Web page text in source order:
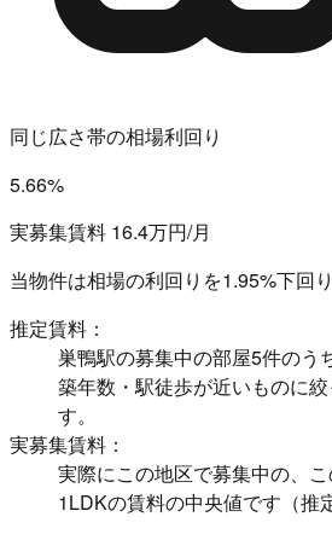
同じ広さ帯の相場利回り
5.66%
実募集賃料 16.4万円/月
当物件は相場の利回りを1.95%下回り
推定賃料：
巣鴨駅の募集中の部屋5件のう
築年数・駅徒歩が近いものに
す。
実募集賃料：
実際にこの地区で募集中の、
1LDKの賃料の中央値です（推